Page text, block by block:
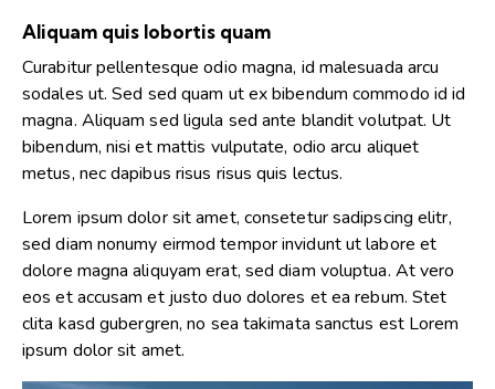
Aliquam quis lobortis quam
Curabitur pellentesque odio magna, id malesuada arcu
sodales ut. Sed sed quam ut ex bibendum commodo id id
magna. Aliquam sed ligula sed ante blandit volutpat. Ut
bibendum, nisi et mattis vulputate, odio arcu aliquet
metus, nec dapibus risus risus quis lectus.
Lorem ipsum dolor sit amet, consetetur sadipscing elitr,
sed diam nonumy eirmod tempor invidunt ut labore et
dolore magna aliquyam erat, sed diam voluptua. At vero
eos et accusam et justo duo dolores et ea rebum. Stet
clita kasd gubergren, no sea takimata sanctus est Lorem
ipsum dolor sit amet.